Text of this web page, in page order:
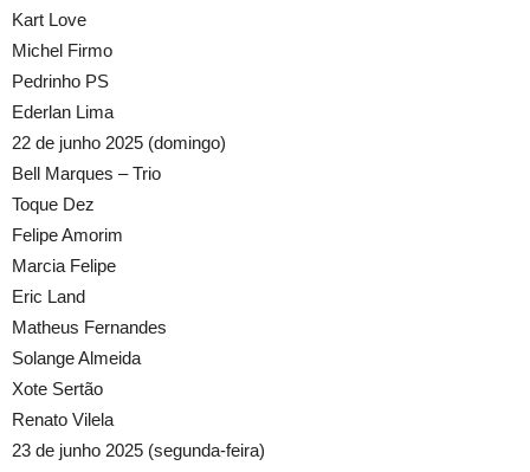
Kart Love
Michel Firmo
Pedrinho PS
Ederlan Lima
22 de junho 2025 (domingo)
Bell Marques – Trio
Toque Dez
Felipe Amorim
Marcia Felipe
Eric Land
Matheus Fernandes
Solange Almeida
Xote Sertão
Renato Vilela
23 de junho 2025 (segunda-feira)